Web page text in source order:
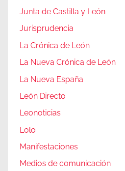
Junta de Castilla y León
Jurisprudencia
La Crónica de León
La Nueva Crónica de León
La Nueva España
León Directo
Leonoticias
Lolo
Manifestaciones
Medios de comunicación